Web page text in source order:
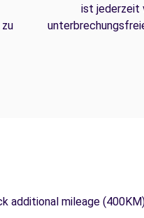
ist jederzeit
additional mileage